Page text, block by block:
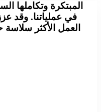
في عملياتنا. وقد
العمل الأكثر